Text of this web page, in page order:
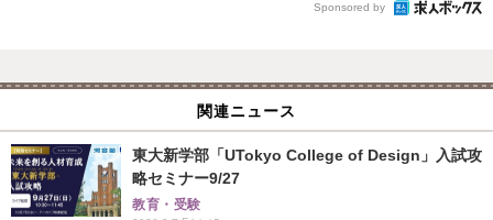
Sponsored by
関連ニュース
東大新学部「UTokyo College of Design」入試攻
略セミナー9/27
教育・受験